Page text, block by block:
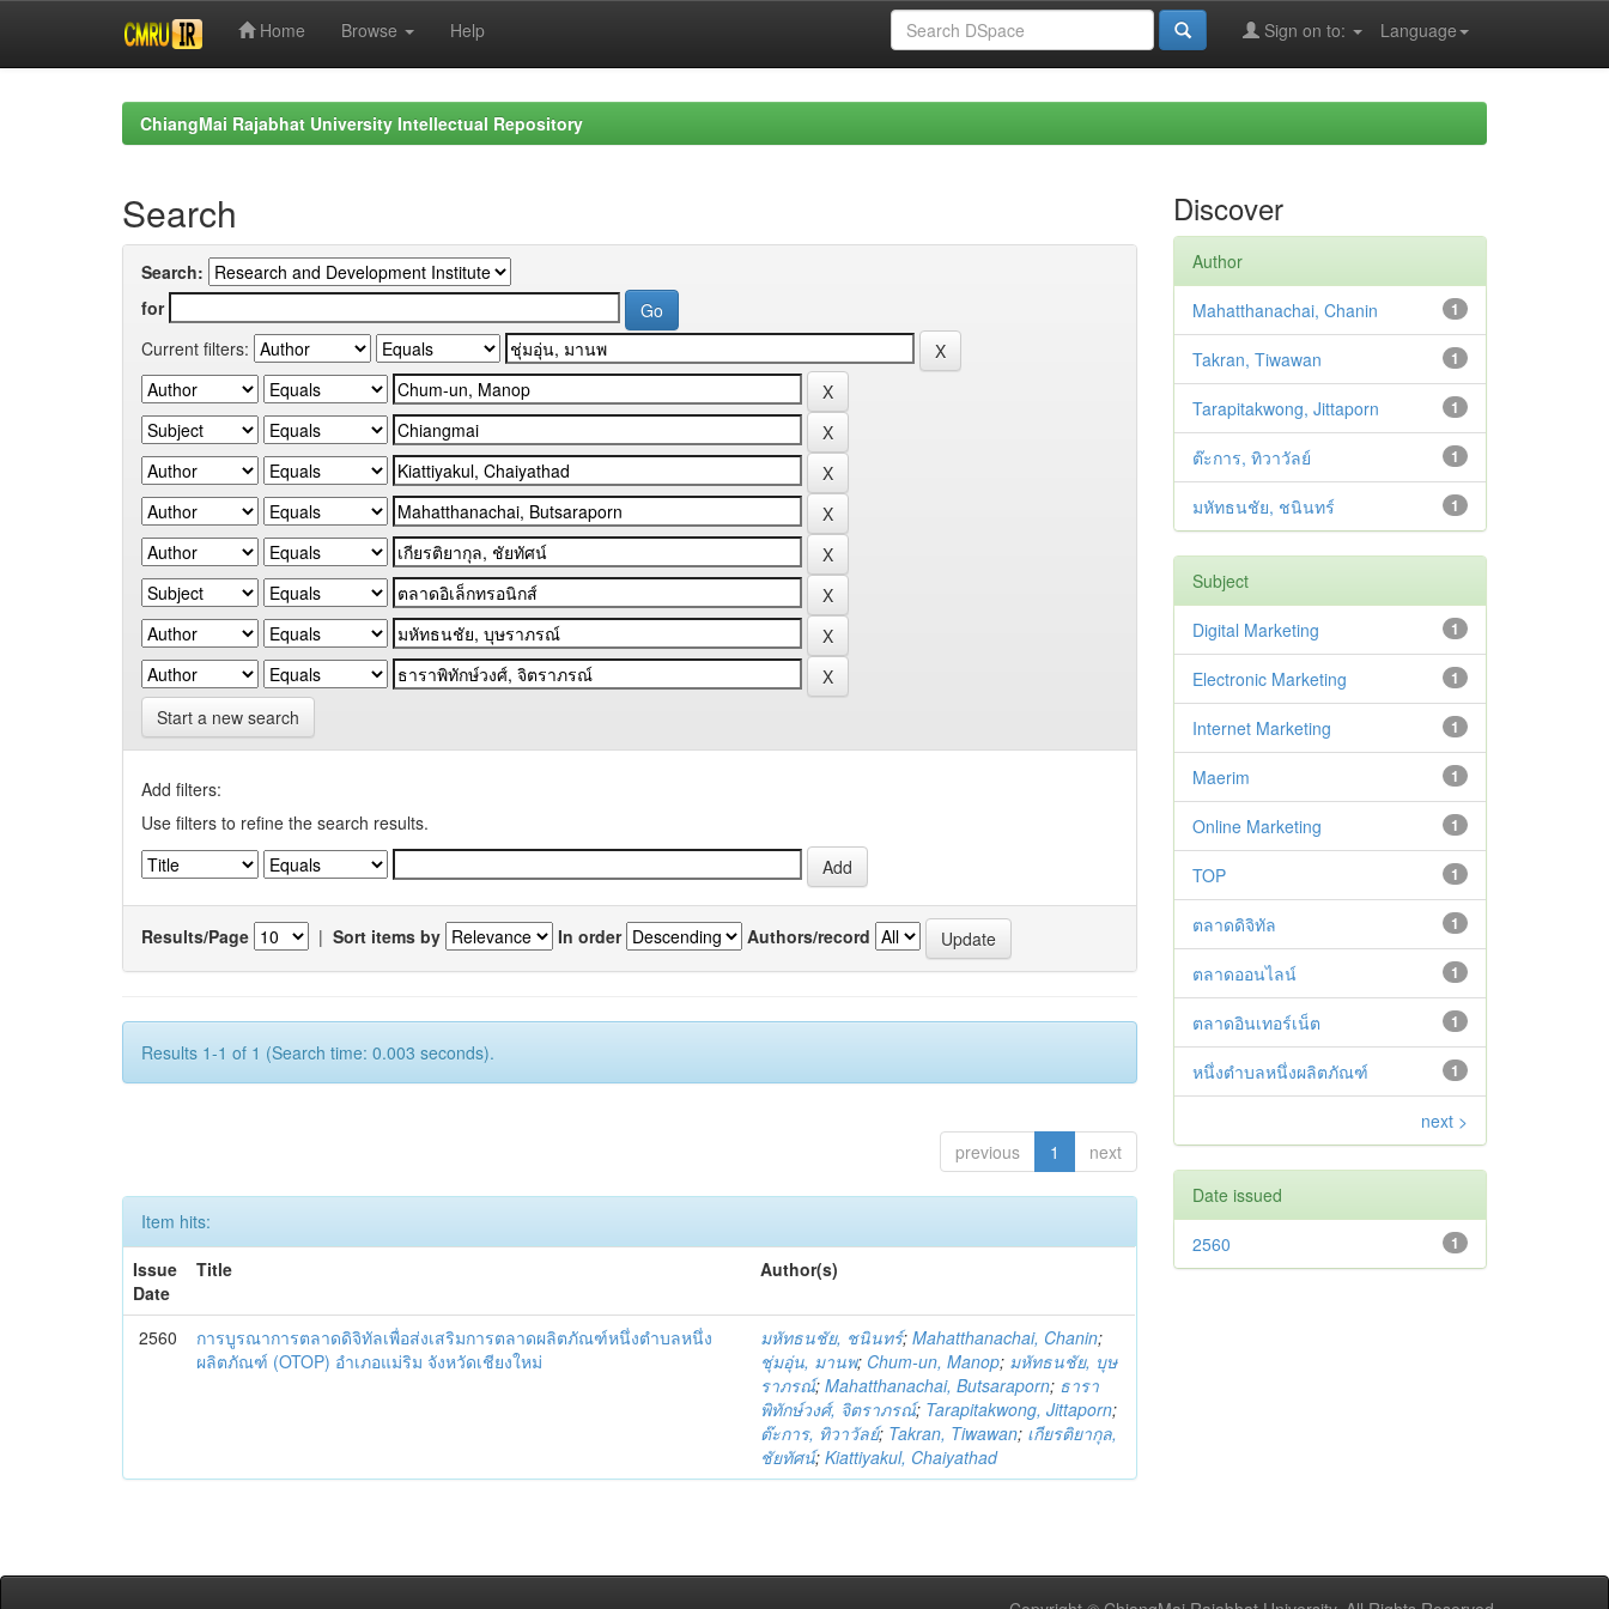
Home Browse Help Language
Sign on to:
ChiangMai Rajabhat University Intellectual Repository
Search
Search:
for
Current filters:
Start a new search
Add filters:
Use filters to refine the search results.
Results/Page | Sort items by In order Authors/record
Results 1-1 of 1 (Search time: 0.003 seconds).
previous 1 next
Item hits:
Issue
Date
Title Author(s)
2560
การบูรณาการตลาดดิจิทัลเพื่อส่งเสริมการตลาดผลิตภัณฑ์หนึ่งตำบลหนึ่ง
ผลิตภัณฑ์ (OTOP) อำเภอแม่ริม จังหวัดเชียงใหม่
มหัทธนชัย, ชนินทร์;Mahatthanachai, Chanin;
ชุ่มอุ่น, มานพ; Chum-un, Manop; มหัทธนชัย, บุษ
ราภรณ์;Mahatthanachai, Butsaraporn; ธารา
พิทักษ์วงศ์, จิตราภรณ์; Tarapitakwong, Jittaporn;
ต๊ะการ, ทิวาวัลย์; Takran, Tiwawan; เกียรติยากุล,
ชัยทัศน์;Kiattiyakul, Chaiyathad
Discover
Author
1
Mahatthanachai, Chanin
1
Takran, Tiwawan
1
Tarapitakwong, Jittaporn
1
ต๊ะการ, ทิวาวัลย์
1
มหัทธนชัย, ชนินทร์
Subject
1
Digital Marketing
1
Electronic Marketing
1
Internet Marketing
1
Maerim
1
Online Marketing
1
TOP
1
ตลาดดิจิทัล
1
ตลาดออนไลน์
1
ตลาดอินเทอร์เน็ต
1
หนึ่งตำบลหนึ่งผลิตภัณฑ์
next >
Date issued
1
2560